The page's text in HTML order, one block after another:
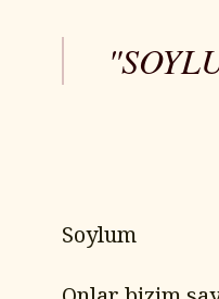
Soylum